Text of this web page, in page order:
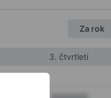
Za rok
3. čtvrtletí